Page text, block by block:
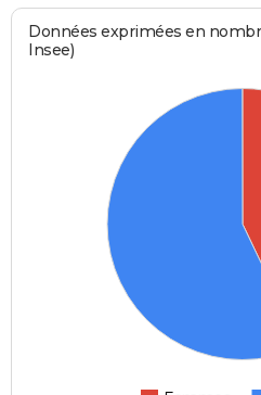
Données exprimées en
Insee)